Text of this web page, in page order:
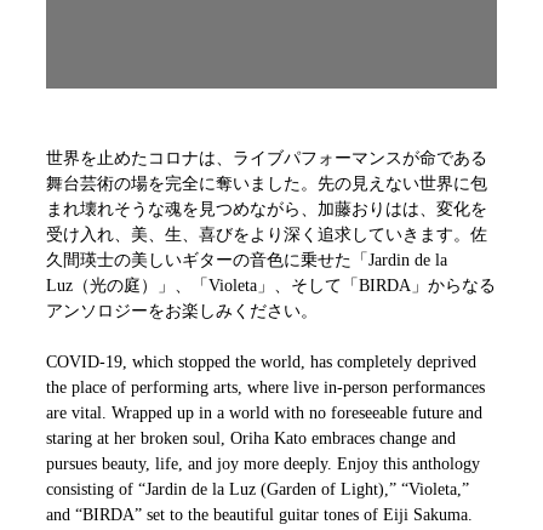
世界を止めたコロナは、ライブパフォーマンスが命である
舞台芸術の場を完全に奪いました。先の見えない世界に包
まれ壊れそうな魂を見つめながら、加藤おりはは、変化を
受け入れ、美、生、喜びをより深く追求していきます。佐
久間瑛士の美しいギターの音色に乗せた「Jardin de la
Luz（光の庭）」、「Violeta」、そして「BIRDA」からなる
アンソロジーをお楽しみください。
COVID-19, which stopped the world, has completely deprived
the place of performing arts, where live in-person performances
are vital. Wrapped up in a world with no foreseeable future and
staring at her broken soul, Oriha Kato embraces change and
pursues beauty, life, and joy more deeply. Enjoy this anthology
consisting of “Jardin de la Luz (Garden of Light),” “Violeta,”
and “BIRDA” set to the beautiful guitar tones of Eiji Sakuma.